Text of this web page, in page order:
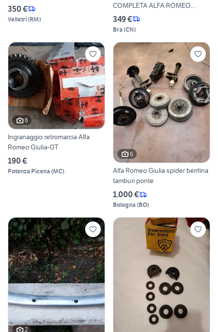
350 €
Velletri(RM)
COMPLETA ALFA ROMEO
GIULIETTA
349 €
Bra (CN)
6
Ingranaggio retromarcia Alfa
Romeo Giulia-GT
190 €
Potenza Picena (MC)
6
Alfa Romeo Giulia spider berrlina
tamburi ponte
1.000 €
Bologna (BO)
2